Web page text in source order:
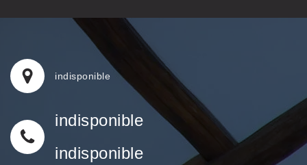
indisponible
indisponible
indisponible